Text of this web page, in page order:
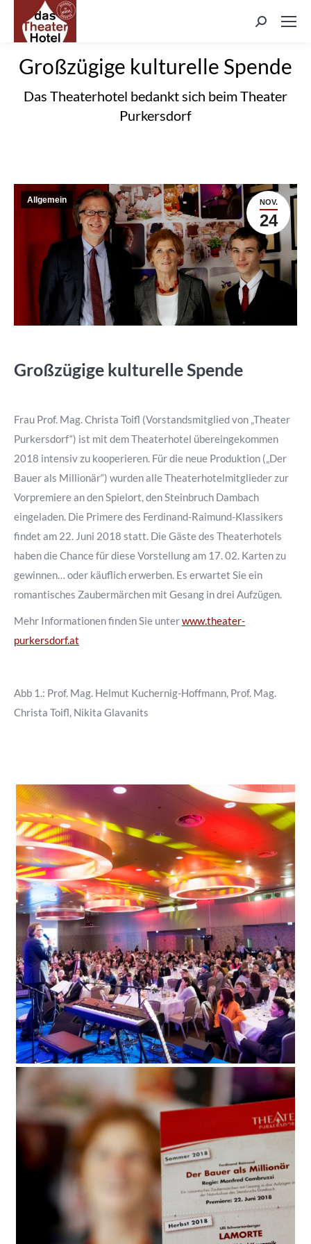
Search:
Großzügige kulturelle Spende
Das Theaterhotel bedankt sich beim Theater
Purkersdorf
NOV.
24
Allgemein
Großzügige kulturelle Spende
Frau Prof. Mag. Christa Toifl (Vorstandsmitglied von „Theater
Purkersdorf“) ist mit dem Theaterhotel übereingekommen
2018 intensiv zu kooperieren. Für die neue Produktion („Der
Bauer als Millionär“) wurden alle Theaterhotelmitglieder zur
Vorpremiere an den Spielort, den Steinbruch Dambach
eingeladen. Die Primere des Ferdinand-Raimund-Klassikers
findet am 22. Juni 2018 statt. Die Gäste des Theaterhotels
haben die Chance für diese Vorstellung am 17. 02. Karten zu
gewinnen… oder käuflich erwerben. Es erwartet Sie ein
romantisches Zaubermärchen mit Gesang in drei Aufzügen.
Mehr Informationen finden Sie unterwww.theater-
purkersdorf.at
Abb 1.: Prof. Mag. Helmut Kuchernig-Hoffmann, Prof. Mag.
Christa Toifl, Nikita Glavanits